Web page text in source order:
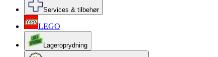
Services & tilbehør
LEGO
Lageroprydning